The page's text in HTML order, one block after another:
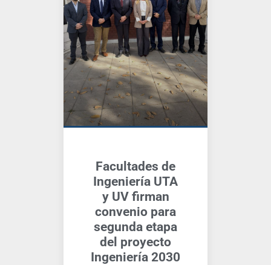
Facultades de
Ingeniería UTA
y UV firman
convenio para
segunda etapa
del proyecto
Ingeniería 2030